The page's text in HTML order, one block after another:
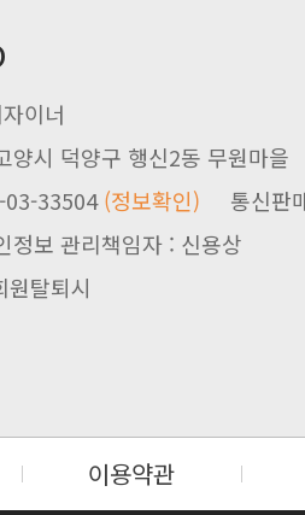
이너
양시 덕양구 행신2동 무원마을
03-33504(정보확인) 통신판
보 관리책임자 : 신용상
탈퇴시
이용약관